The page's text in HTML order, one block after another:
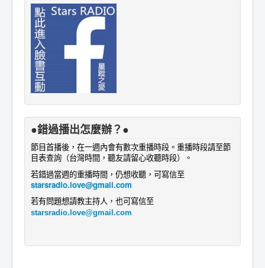
●錯過播出怎麼辦？●
節目首播後，在一週內會有數次重播時段。重播時段請至節
目表查詢 （台灣時間，聽友請留心收聽時段）
。
若錯過當週的重播時間，仍想收聽，可寫信至
starsradio.love@gmail.com
若有問題想請教主持人 ， 也可寫信至
starsradio.love@gmail.com